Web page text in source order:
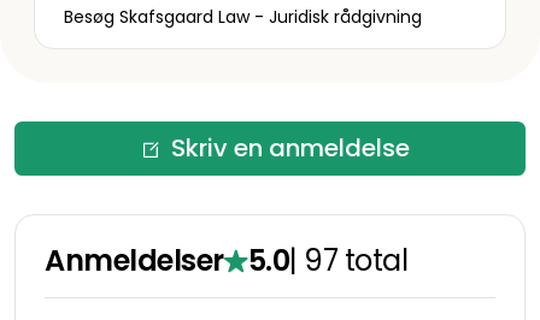
Besøg Skafsgaard Law - Juridisk rådgivning
Skriv en anmeldelse
Anmeldelser 5.0| 97 total